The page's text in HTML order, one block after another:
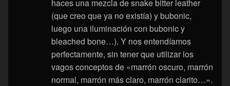
haces una mezcla de snake bitter leather
(que creo que ya no existía) y bubonic,
luego una iluminación con bubonic y
bleached bone…). Y nos entendíamos
perfectamente, sin tener que utilizar los
vagos conceptos de «marrón oscuro, marrón
normal, marrón más claro, marrón clarito…».